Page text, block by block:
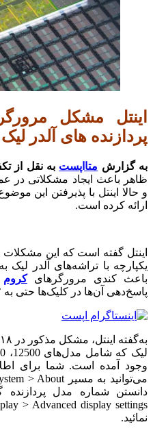
اینتل مشکل
پردازنده های آلدر
به گزارش متااپست به نقل از
ظاهر باعث ایجاد مشکلاتی
و حالا اینتل با پذیرفتن این
ارائه کرده است.
اینتل گفته است که این مشکلات
یکپارچه با تراشه‌های آلدر
باعث کندی مرورگرهایکروم
پاسخ‌دهی آن‌ها در کلیک‌ها حتی به ۲ ثانیه نیز افزایش یافته است. ‌
وجود آمده است. شما برای
دانستن شماره مدل
نمائید. ‌